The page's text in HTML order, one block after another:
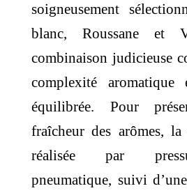
soigneusement
blanc, Roussane et
combinaison judicieuse
complexité
équilibrée. Pour
fraîcheur des arômes,
réalisée par
pneumatique, suivi